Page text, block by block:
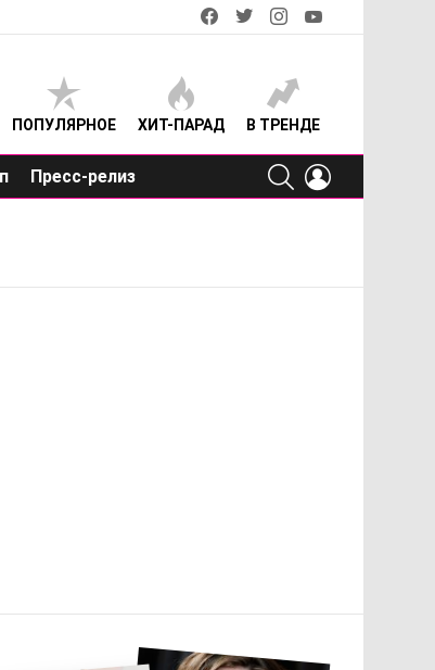
facebooktwitterinstagram
ПОПУЛЯРНОЕ ХИТ-ПАРАД В ТРЕНДЕ
Пресс-релиз
SEARCH